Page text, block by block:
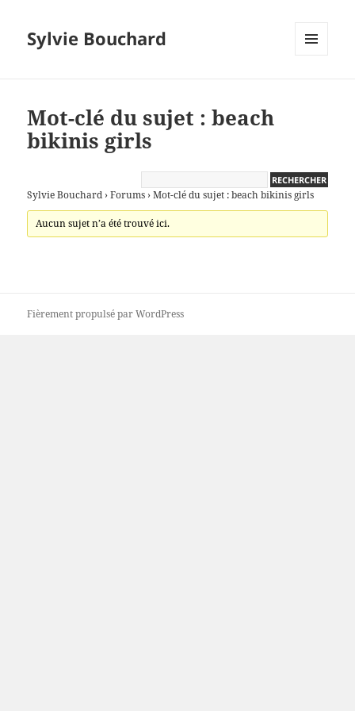
Sylvie Bouchard
Mot-clé du sujet : beach
bikinis girls
Sylvie Bouchard › Forums › Mot-clé du sujet : beach bikinis girls
Aucun sujet n’a été trouvé ici.
Fièrement propulsé par WordPress